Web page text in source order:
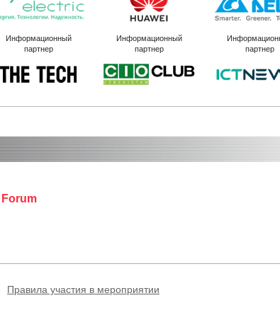
Информационный
партнер
Информационный
партнер
партнер
Forum
Правила участия в мероприятии